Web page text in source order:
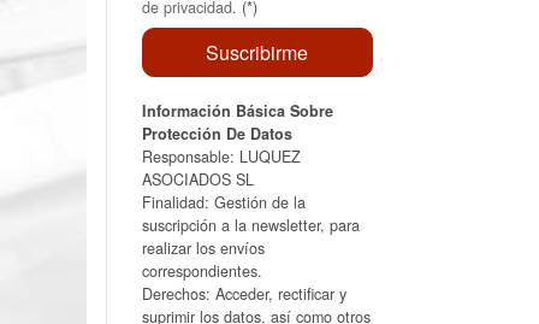
de privacidad. (*)
Información Básica Sobre
Protección De Datos
Responsable: LUQUEZ
ASOCIADOS SL
Finalidad: Gestión de la
suscripción a la newsletter, para
realizar los envíos
correspondientes.
Derechos: Acceder, rectificar y
suprimir los datos, así como otros